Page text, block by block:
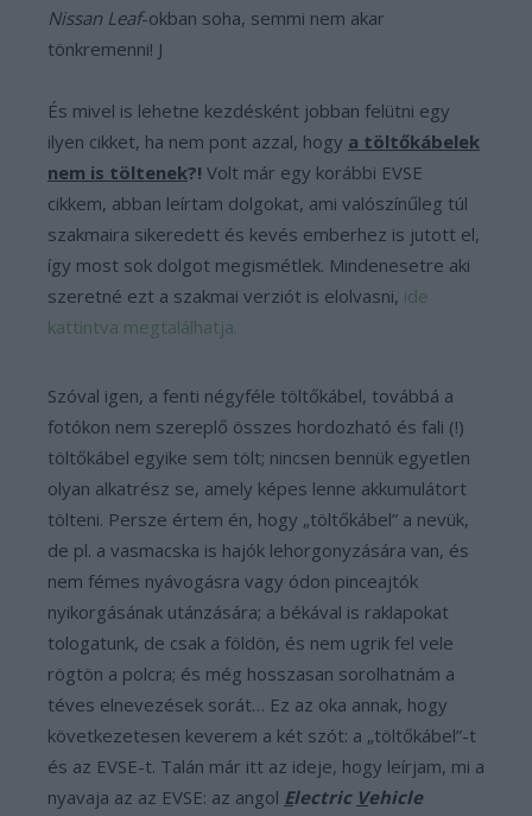
Nissan Leaf-okban soha, semmi nem akar
tönkremenni! J
És mivel is lehetne kezdésként jobban felütni egy
ilyen cikket, ha nem pont azzal, hogy a töltőkábelek
nem is töltenek?! Volt már egy korábbi EVSE
cikkem, abban leírtam dolgokat, ami valószínűleg túl
szakmaira sikeredett és kevés emberhez is jutott el,
így most sok dolgot megismétlek. Mindenesetre aki
szeretné ezt a szakmai verziót is elolvasni, ide
kattintva megtalálhatja.
Szóval igen, a fenti négyféle töltőkábel, továbbá a
fotókon nem szereplő összes hordozható és fali (!)
töltőkábel egyike sem tölt; nincsen bennük egyetlen
olyan alkatrész se, amely képes lenne akkumulátort
tölteni. Persze értem én, hogy „töltőkábel” a nevük,
de pl. a vasmacska is hajók lehorgonyzására van, és
nem fémes nyávogásra vagy ódon pinceajtók
nyikorgásának utánzására; a békával is raklapokat
tologatunk, de csak a földön, és nem ugrik fel vele
rögtön a polcra; és még hosszasan sorolhatnám a
téves elnevezések sorát… Ez az oka annak, hogy
következetesen keverem a két szót: a „töltőkábel”-t
és az EVSE-t. Talán már itt az ideje, hogy leírjam, mi a
nyavaja az az EVSE: az angol Electric Vehicle